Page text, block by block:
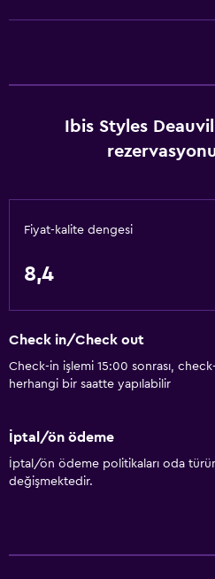
Erişilebilirlik ve uygunluk
Evcil hayvan istek üzerine
Artırılmış erişilebilirlik
Asansör
Asansörle erişilebilir
Sigara içilmez
Genel
Bağlantılı oda(lar) mevcuttur
Ibis Styles
Fiyat-kalite dengesi
8,4
Check in/Check out
Check-in işlemi 15:00 sonrası,
herhangi bir saatte yapılabilir
İptal/ön ödeme
İptal/ön ödeme politikaları oda
değişmektedir.